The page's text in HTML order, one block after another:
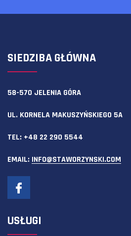
SIEDZIBA GŁÓWNA
58-570 JELENIA GÓRA
UL. KORNELA MAKUSZYŃSKIEGO 5A
TEL: +48 22 290 5544
EMAIL: INFO@STAWORZYNSKI.COM
USŁUGI